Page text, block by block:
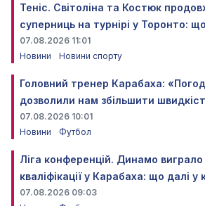
Теніс. Світоліна та Костюк
суперниць на турнірі у Торонто:
07.08.2026 11:01
Новини
Новини спорту
Головний тренер Карабаха:
дозволили нам збільшити
07.08.2026 10:01
Новини
Футбол
Ліга конференцій. Динамо
кваліфікації у Карабаха: що далі у
07.08.2026 09:03